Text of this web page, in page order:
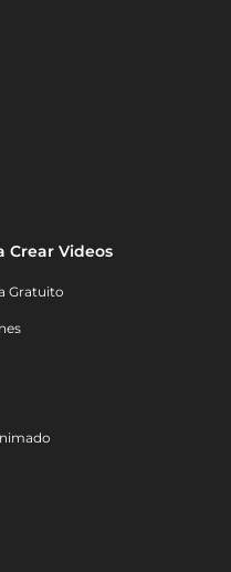
Crear Videos
Gratuito